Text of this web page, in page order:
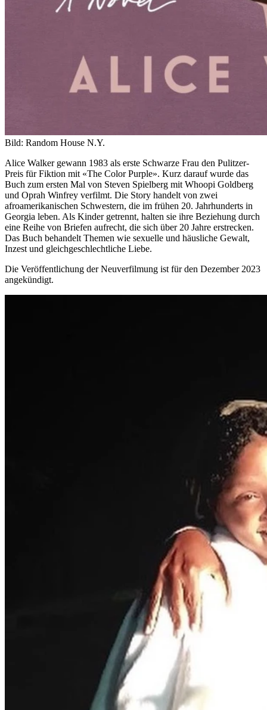
Bild: Random House N.Y.
Alice Walker gewann 1983 als erste Schwarze Frau den Pulitzer-
Preis für Fiktion mit «The Color Purple». Kurz darauf wurde das
Buch zum ersten Mal von Steven Spielberg mit Whoopi Goldberg
und Oprah Winfrey verfilmt. Die Story handelt von zwei
afroamerikanischen Schwestern, die im frühen 20. Jahrhunderts in
Georgia leben. Als Kinder getrennt, halten sie ihre Beziehung durch
eine Reihe von Briefen aufrecht, die sich über 20 Jahre erstrecken.
Das Buch behandelt Themen wie sexuelle und häusliche Gewalt,
Inzest und gleichgeschlechtliche Liebe.
Die Veröffentlichung der Neuverfilmung ist für den Dezember 2023
angekündigt.